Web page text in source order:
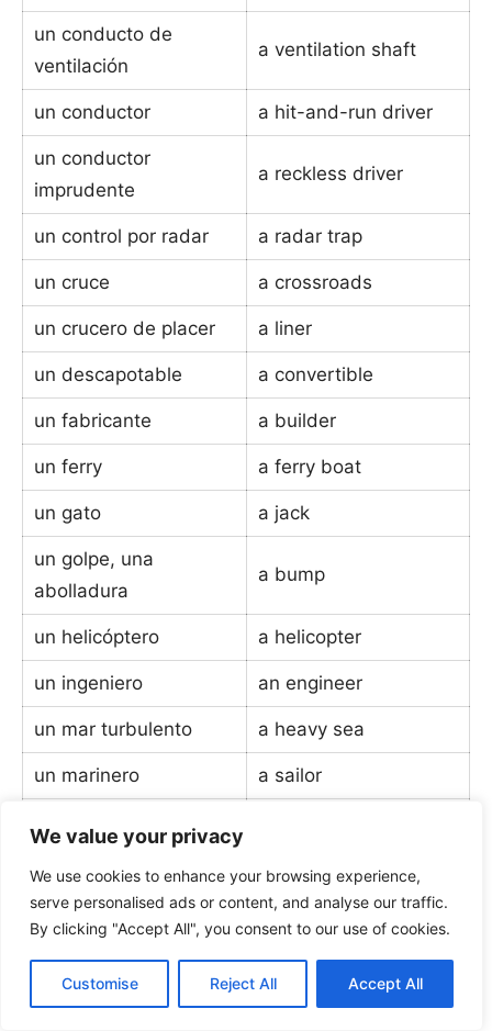
We value your privacy
We use cookies to enhance your browsing experience,
serve personalised ads or content, and analyse our traffic.
By clicking "Accept All", you consent to our use of cookies.
Customise Reject All Accept All
un conducto de
ventilación
a ventilation shaft
un conductor a hit-and-run driver
un conductor
imprudente
a reckless driver
un control por radar a radar trap
un cruce a crossroads
un crucero de placer a liner
un descapotable a convertible
un fabricante a builder
un ferry a ferry boat
un gato a jack
un golpe, una
abolladura
a bump
un helicóptero a helicopter
un ingeniero an engineer
un mar turbulento a heavy sea
un marinero a sailor
un mecánico a mechanic
un monitor a driving instructor
un motor defectuoso a failing engine
un muelle a platform